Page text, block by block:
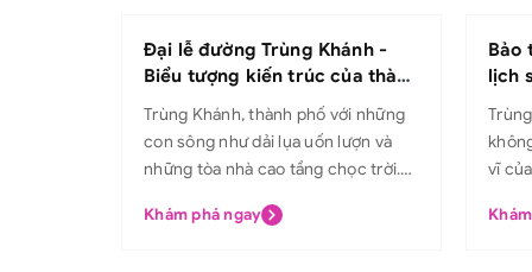
Đại lễ đường Trùng Khánh -
Biểu tượng kiến trúc của thành
phố sương mù
Trùng Khánh, thành phố với những
con sông như dải lụa uốn lượn và
những tòa nhà cao tầng chọc trời.
thực phong phú mà còn sở hữu
Khám phá ngay
Bảo
lịch
đến
vĩ
vô